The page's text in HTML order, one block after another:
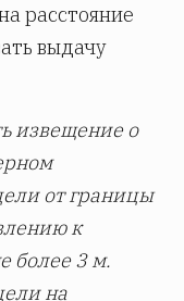
расстояние
выдачу
извещение о
от границы
к
более 3 м.
на